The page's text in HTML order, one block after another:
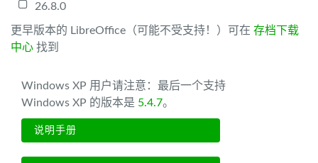
26.8.0
更早版本的 LibreOffice（可能不受支持！）可在 存档下载
中心 找到
Windows XP 用户请注意：最后一个支持
Windows XP 的版本是 5.4.7。
说明手册